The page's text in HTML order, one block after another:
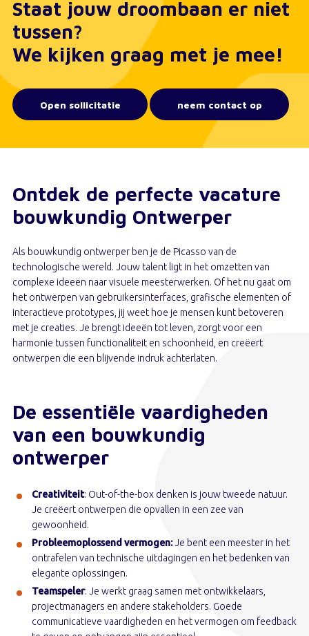
Staat jouw droombaan er niet
tussen?
We kijken graag met je mee!
Open sollicitatie neem contact op
Ontdek de perfecte vacature
bouwkundig Ontwerper
Als bouwkundig ontwerper ben je de Picasso van de
technologische wereld. Jouw talent ligt in het omzetten van
complexe ideeën naar visuele meesterwerken. Of het nu gaat om
het ontwerpen van gebruikersinterfaces, grafische elementen of
interactieve prototypes, jij weet hoe je mensen kunt betoveren
met je creaties. Je brengt ideeën tot leven, zorgt voor een
harmonie tussen functionaliteit en schoonheid, en creëert
ontwerpen die een blijvende indruk achterlaten.
De essentiële vaardigheden
van een bouwkundig
ontwerper
Creativiteit: Out-of-the-box denken is jouw tweede natuur.
Je creëert ontwerpen die opvallen in een zee van
gewoonheid.
Probleemoplossend vermogen:Je bent een meester in het
ontrafelen van technische uitdagingen en het bedenken van
elegante oplossingen.
Teamspeler: Je werkt graag samen met ontwikkelaars,
projectmanagers en andere stakeholders. Goede
communicatieve vaardigheden en het vermogen om feedback